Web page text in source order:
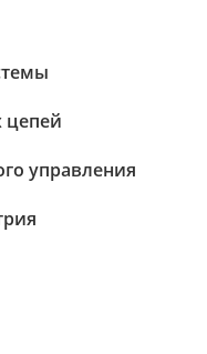
цепей
управления